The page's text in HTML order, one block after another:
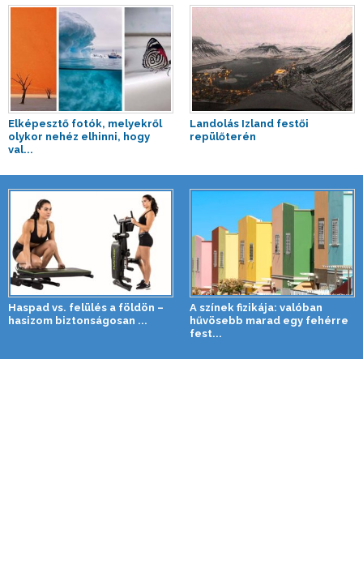
Elképesztő fotók, melyekről
olykor nehéz elhinni, hogy
val...
Landolás Izland festői
repülőterén
Haspad vs. felülés a földön –
hasizom biztonságosan ...
A színek fizikája: valóban
hűvösebb marad egy fehérre
fest...